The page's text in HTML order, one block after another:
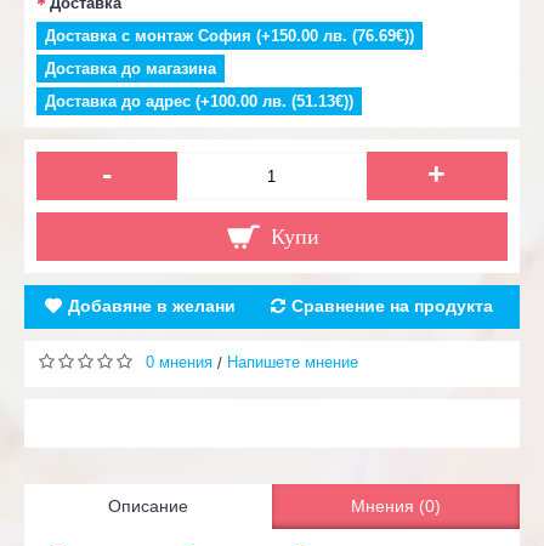
Доставка с монтаж София (+150.00 лв. (76.69€))
Доставка до магазина
Доставка до адрес (+100.00 лв. (51.13€))
- +
Купи
Добавяне в желани Сравнение на продукта
0 мнения / Напишете мнение
Описание Мнения (0)